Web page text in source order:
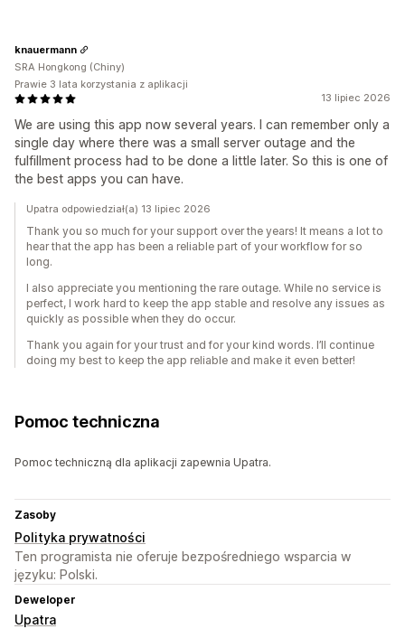
13 lipiec 2026
We are using this app now several years. I can remember only a
single day where there was a small server outage and the
fulfillment process had to be done a little later. So this is one of
the best apps you can have.
knauermann
SRA Hongkong (Chiny)
Prawie 3 lata korzystania z aplikacji
Upatra odpowiedział(a) 13 lipiec 2026
Thank you so much for your support over the years! It means a lot to
hear that the app has been a reliable part of your workflow for so
long.
I also appreciate you mentioning the rare outage. While no service is
perfect, I work hard to keep the app stable and resolve any issues as
quickly as possible when they do occur.
Thank you again for your trust and for your kind words. I’ll continue
doing my best to keep the app reliable and make it even better!
Pomoc techniczna
Pomoc techniczną dla aplikacji zapewnia Upatra.
Zasoby
Polityka prywatności
Ten programista nie oferuje bezpośredniego wsparcia w
języku: Polski.
Deweloper
Upatra